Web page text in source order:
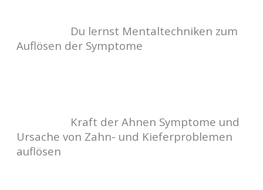
Du lernst Mentaltechniken zum
Auflösen der Symptome
Kraft der Ahnen Symptome und
Ursache von Zahn- und Kieferproblemen
auflösen